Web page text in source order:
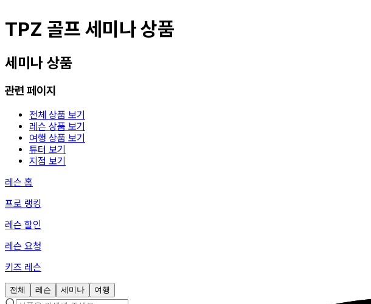
TPZ 골프 세미나 상품
세미나 상품
관련 페이지
전체 상품 보기
레슨 상품 보기
여행 상품 보기
튜터 보기
지점 보기
레슨 홈
프로 랭킹
레슨 할인
레슨 요청
키즈 레슨
전체 레슨 세미나 여행